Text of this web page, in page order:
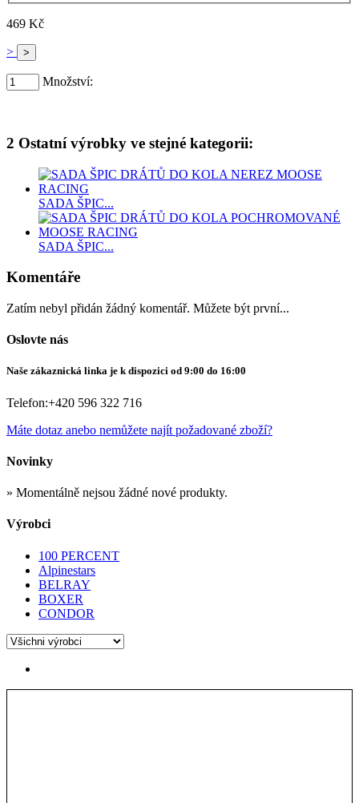
469 Kč
>
Množství:
2 Ostatní výrobky ve stejné kategorii:
SADA ŠPIC...
SADA ŠPIC...
Komentáře
Zatím nebyl přidán žádný komentář. Můžete být první...
Oslovte nás
Naše zákaznická linka je k dispozici od 9:00 do 16:00
Telefon:+420 596 322 716
Máte dotaz anebo nemůžete najít požadované zboží?
Novinky
» Momentálně nejsou žádné nové produkty.
Výrobci
100 PERCENT
Alpinestars
BELRAY
BOXER
CONDOR